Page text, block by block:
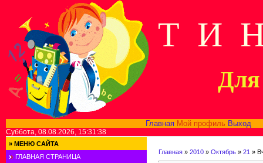
Т И
Для
Главная Мой профиль Выход
Суббота, 08.08.2026, 15:31:38
» МЕНЮ САЙТА
ГЛАВНАЯ СТРАНИЦА
Главная » 2010 » Октябрь » 21 »